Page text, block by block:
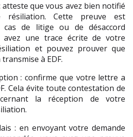
atteste que vous avez bien notifié
résiliation. Cette preuve est
cas de litige ou de désaccord
avez une trace écrite de votre
et pouvez prouver que
à EDF.
: confirme que votre lettre a
Cela évite toute contestation de
la réception de votre
: en envoyant votre demande